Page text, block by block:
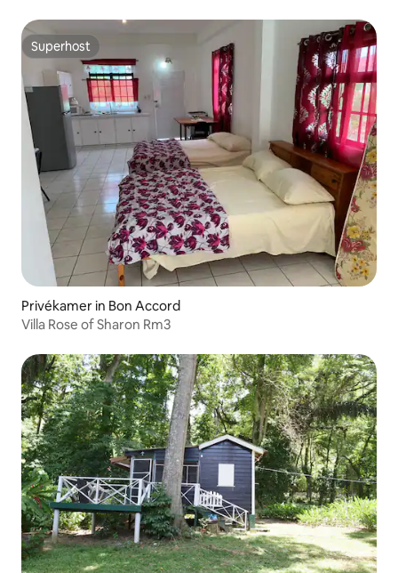
Superhost
Superhost
Privékamer in Bon Accord
Villa Rose of Sharon Rm3